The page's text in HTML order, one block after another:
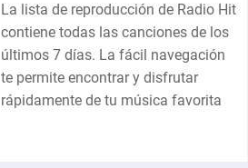
La lista de reproducción de Radio Hit
contiene todas las canciones de los
últimos 7 días. La fácil navegación
te permite encontrar y disfrutar
rápidamente de tu música favorita